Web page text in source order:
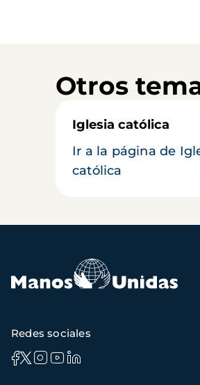
Otros
Iglesia católica
Ir a la página de
católica
Redes sociales